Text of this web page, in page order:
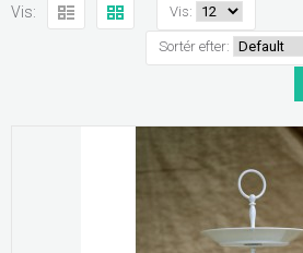
Vis: Vis:
Sortér efter: